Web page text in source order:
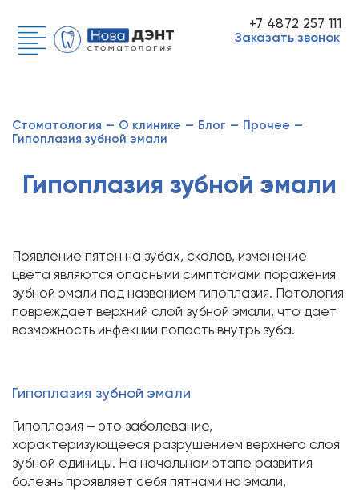
+7 4872 257 111
Заказать звонок
Стоматология — О клинике — Блог — Прочее —
Гипоплазия зубной эмали
Гипоплазия зубной эмали
Появление пятен на зубах, сколов, изменение
цвета являются опасными симптомами поражения
зубной эмали под названием гипоплазия. Патология
повреждает верхний слой зубной эмали, что дает
возможность инфекции попасть внутрь зуба.
Гипоплазия зубной эмали
Гипоплазия – это заболевание,
характеризующееся разрушением верхнего слоя
зубной единицы. На начальном этапе развития
болезнь проявляет себя пятнами на эмали,